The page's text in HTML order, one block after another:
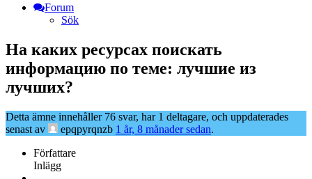
Forum
Sök
На каких ресурсах поискать
информацию по теме: лучшие из
лучших?
Detta ämne innehåller 76 svar, har 1 deltagare, och uppdaterades
senast av
epqpyrqnzb 1 år, 8 månader sedan.
Författare
Inlägg